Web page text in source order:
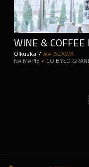
WINE & COFFEE
Olkuska 7 WARSZAWA
NA MAPIE » CO BYŁO